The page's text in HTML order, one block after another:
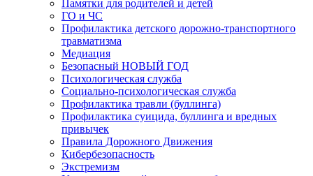
Памятки для родителей и детей
ГО и ЧС
Профилактика детского дорожно-транспортного
травматизма
Медиация
Безопасный НОВЫЙ ГОД
Психологическая служба
Социально-психологическая служба
Профилактика травли (буллинга)
Профилактика суицида, буллинга и вредных
привычек
Правила Дорожного Движения
Кибербезопасность
Экстремизм